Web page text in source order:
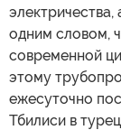
одним словом,
современной
этому
ежесуточно
Тбилиси в